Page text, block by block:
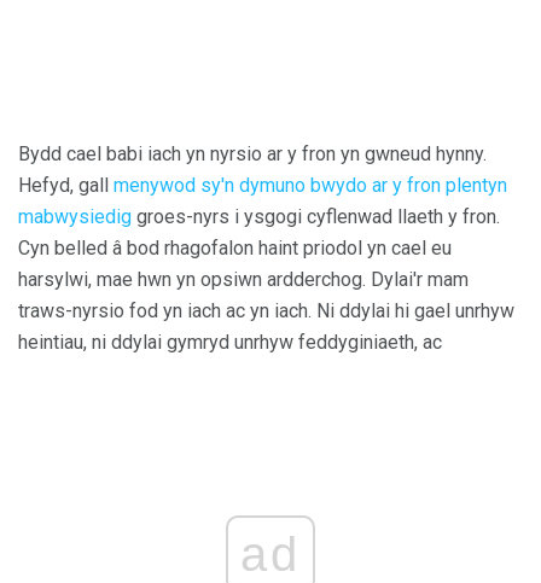
Bydd cael babi iach yn nyrsio ar y fron yn gwneud hynny.
Hefyd, gall menywod sy'n dymuno bwydo ar y fron plentyn
mabwysiedig groes-nyrs i ysgogi cyflenwad llaeth y fron.
Cyn belled â bod rhagofalon haint priodol yn cael eu
harsylwi, mae hwn yn opsiwn ardderchog. Dylai'r mam
traws-nyrsio fod yn iach ac yn iach. Ni ddylai hi gael unrhyw
heintiau, ni ddylai gymryd unrhyw feddyginiaeth, ac
ad